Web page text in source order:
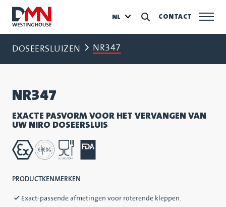
CONTACT
NL
DOSEERSLUIZEN NR347
NR347
EXACTE PASVORM VOOR HET VERVANGEN VAN
UW NIRO DOSEERSLUIS
PRODUCTKENMERKEN
Exact-passende afmetingen voor roterende kleppen.